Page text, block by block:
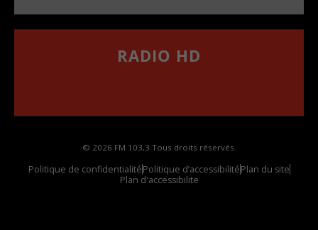
RADIO HD
© 2026 FM 103,3 Tous droits réservés.
Politique de confidentialitéPolitique d’accessibilitéPlan du site
Plan d'accessibilite